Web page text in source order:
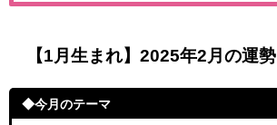
【1月生まれ】2025年2月の運勢
◆今月のテーマ